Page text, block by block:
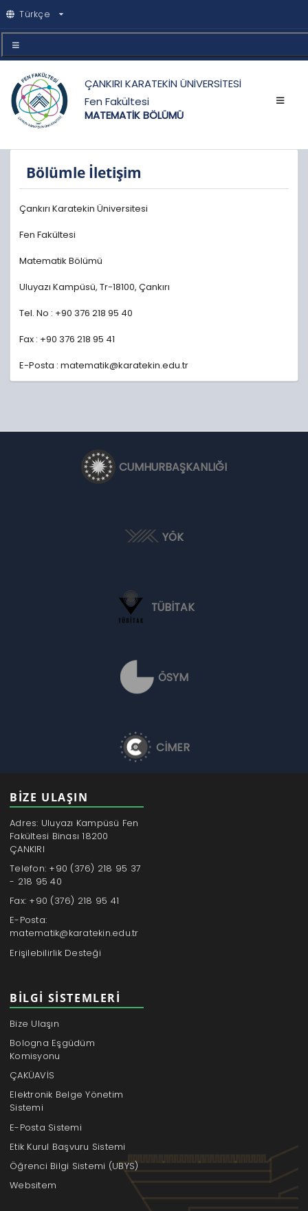
Türkçe
ÇANKIRI KARATEKİN ÜNİVERSİTESİ
Fen Fakültesi
MATEMATİK BÖLÜMÜ
Bölümle İletişim
Çankırı Karatekin Üniversitesi
Fen Fakültesi
Matematik Bölümü
Uluyazı Kampüsü, Tr-18100, Çankırı
Tel. No : +90 376 218 95 40
Fax : +90 376 218 95 41
E-Posta : matematik@karatekin.edu.tr
CUMHURBAŞKANLIĞI
YÖK
TÜBİTAK
ÖSYM
CİMER
BİZE ULAŞIN
Adres: Uluyazı Kampüsü Fen
Fakültesi Binası 18200
ÇANKIRI
Telefon: +90 (376) 218 95 37
- 218 95 40
Fax: +90 (376) 218 95 41
E-Posta:
matematik@karatekin.edu.tr
Erişilebilirlik Desteği
BILGI SISTEMLERI
Bize Ulaşın
Bologna Eşgüdüm
Komisyonu
ÇAKÜAVİS
Elektronik Belge Yönetim
Sistemi
E-Posta Sistemi
Etik Kurul Başvuru Sistemi
Öğrenci Bilgi Sistemi (UBYS)
Websitem